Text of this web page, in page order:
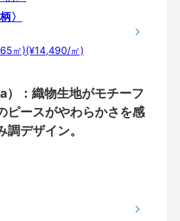
〉
㎡)(¥14,490/㎡)
）：織物生地がモチーフ
ピースがやわらかさを感
調デザイン。